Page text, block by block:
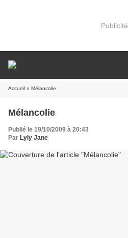
Publicité
Accueil » Mélancolie
Mélancolie
Publié le 19/10/2009 à 20:43
Par Lyly Jane